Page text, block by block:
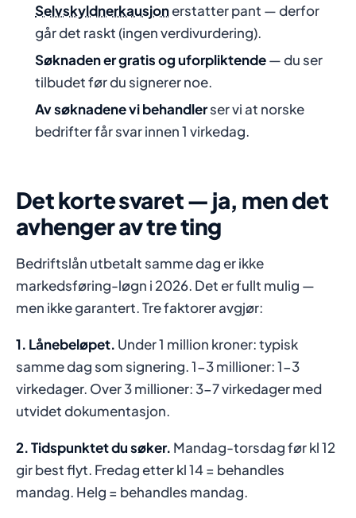
Selvskyldnerkausjonerstatter pant — derfor
går det raskt (ingen verdivurdering).
Søknaden er gratis og uforpliktende— du ser
tilbudet før du signerer noe.
Av søknadene vi behandlerser vi at norske
bedrifter får svar innen 1 virkedag.
Det korte svaret — ja, men det
avhenger av tre ting
Bedriftslån utbetalt samme dag er ikke
markedsføring-løgn i 2026. Det er fullt mulig —
men ikke garantert. Tre faktorer avgjør:
1. Lånebeløpet. Under 1 million kroner: typisk
samme dag som signering. 1-3 millioner: 1-3
virkedager. Over 3 millioner: 3-7 virkedager med
utvidet dokumentasjon.
2. Tidspunktet du søker. Mandag-torsdag før kl 12
gir best flyt. Fredag etter kl 14 = behandles
mandag. Helg = behandles mandag.